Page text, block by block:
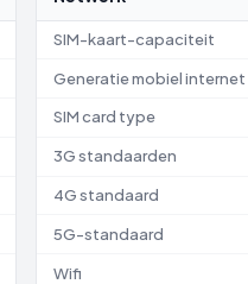
SIM-kaart-capaciteit
Generatie mobiel internet
SIM card type
3G standaarden
4G standaard
5G-standaard
Wifi